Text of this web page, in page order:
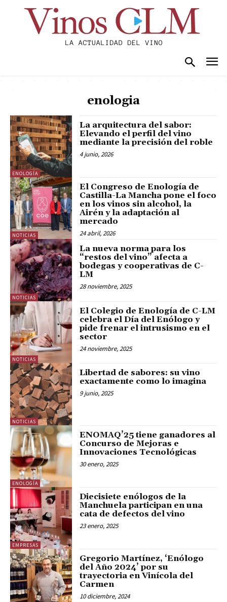
enologia
ENOLOGÍA
La arquitectura del sabor:
Elevando el perfil del vino
mediante la precisión del roble
4 junio, 2026
NOTICIAS
El Congreso de Enología de
Castilla-La Mancha pone el foco
en los vinos sin alcohol, la
Airén y la adaptación al
mercado
24 abril, 2026
NOTICIAS
La nueva norma para los
“restos del vino” afecta a
bodegas y cooperativas de C-
LM
28 noviembre, 2025
NOTICIAS
El Colegio de Enología de C-LM
celebra el Día del Enólogo y
pide frenar el intrusismo en el
sector
24 noviembre, 2025
NOTICIAS
Libertad de sabores: su vino
exactamente como lo imagina
9 junio, 2025
ENOLOGÍA
ENOMAQ’25 tiene ganadores al
Concurso de Mejoras e
Innovaciones Tecnológicas
30 enero, 2025
EMPRESAS
Diecisiete enólogos de la
Manchuela participan en una
cata de defectos del vino
23 enero, 2025
Gregorio Martínez, ‘Enólogo
del Año 2024’ por su
trayectoria en Vinícola del
Carmen
10 diciembre, 2024